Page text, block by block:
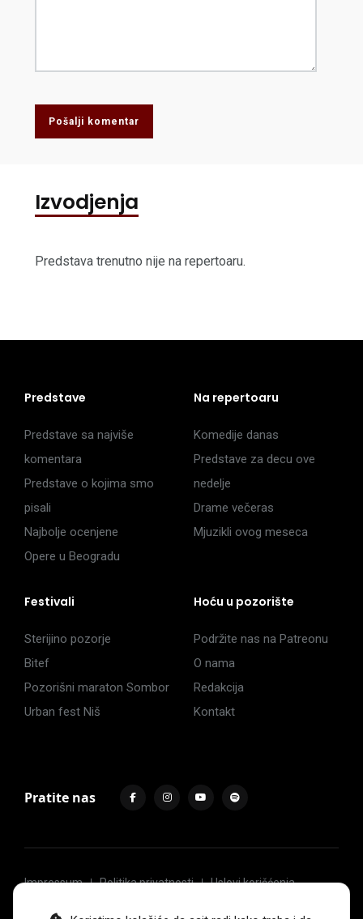
Pošalji komentar
Izvodjenja
Predstava trenutno nije na repertoaru.
Predstave
Predstave sa najviše
komentara
Predstave o kojima smo
pisali
Najbolje ocenjene
Opere u Beogradu
Na repertoaru
Komedije danas
Predstave za decu ove
nedelje
Drame večeras
Mjuzikli ovog meseca
Festivali
Sterijino pozorje
Bitef
Pozorišni maraton Sombor
Urban fest Niš
Hoću u pozorište
Podržite nas na Patreonu
O nama
Redakcija
Kontakt
Pratite nas
Impressum Politika privatnosti
Uslovi korišćenja